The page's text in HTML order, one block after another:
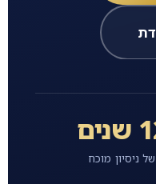
של ניסיון מוכח